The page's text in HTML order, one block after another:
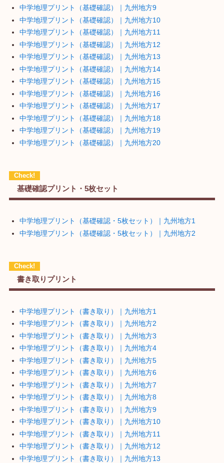
中学地理プリント（基礎確認）｜九州地方9
中学地理プリント（基礎確認）｜九州地方10
中学地理プリント（基礎確認）｜九州地方11
中学地理プリント（基礎確認）｜九州地方12
中学地理プリント（基礎確認）｜九州地方13
中学地理プリント（基礎確認）｜九州地方14
中学地理プリント（基礎確認）｜九州地方15
中学地理プリント（基礎確認）｜九州地方16
中学地理プリント（基礎確認）｜九州地方17
中学地理プリント（基礎確認）｜九州地方18
中学地理プリント（基礎確認）｜九州地方19
中学地理プリント（基礎確認）｜九州地方20
基礎確認プリント・5枚セット
中学地理プリント（基礎確認・5枚セット）｜九州地方1
中学地理プリント（基礎確認・5枚セット）｜九州地方2
書き取りプリント
中学地理プリント（書き取り）｜九州地方1
中学地理プリント（書き取り）｜九州地方2
中学地理プリント（書き取り）｜九州地方3
中学地理プリント（書き取り）｜九州地方4
中学地理プリント（書き取り）｜九州地方5
中学地理プリント（書き取り）｜九州地方6
中学地理プリント（書き取り）｜九州地方7
中学地理プリント（書き取り）｜九州地方8
中学地理プリント（書き取り）｜九州地方9
中学地理プリント（書き取り）｜九州地方10
中学地理プリント（書き取り）｜九州地方11
中学地理プリント（書き取り）｜九州地方12
中学地理プリント（書き取り）｜九州地方13